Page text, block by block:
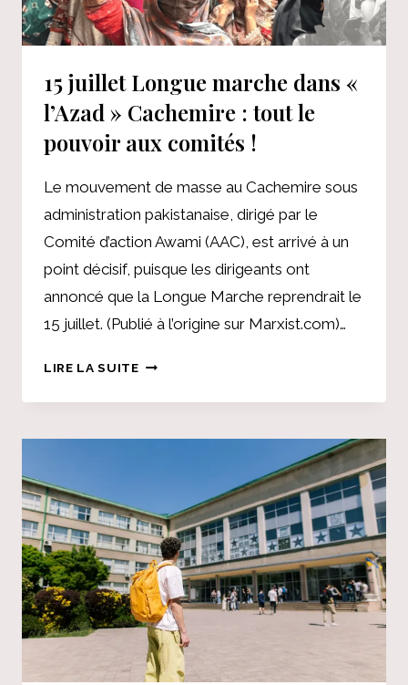
ANALYSE
15 juillet Longue marche dans «
l’Azad » Cachemire : tout le
pouvoir aux comités !
Le mouvement de masse au Cachemire sous
administration pakistanaise, dirigé par le
Comité d’action Awami (AAC), est arrivé à un
point décisif, puisque les dirigeants ont
annoncé que la Longue Marche reprendrait le
15 juillet. (Publié à l’origine sur Marxist.com)…
LIRE LA SUITE15
LONGUE
»
CACHEMIRE
:
TOUT
LE
POUVOIR
AUX
COMITÉS